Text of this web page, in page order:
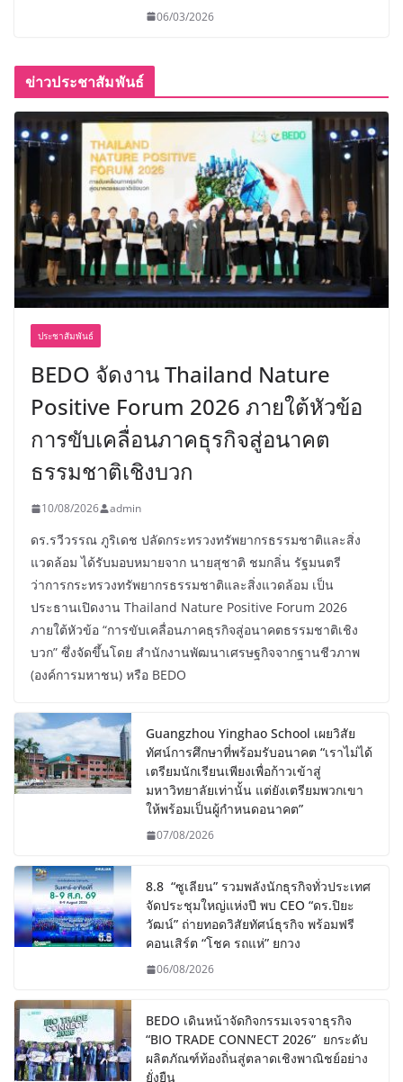
06/03/2026
ข่าวประชาสัมพันธ์
ประชาสัมพันธ์
BEDO จัดงาน Thailand Nature
Positive Forum 2026 ภายใต้หัวข้อ
การขับเคลื่อนภาคธุรกิจสู่อนาคต
ธรรมชาติเชิงบวก
10/08/2026 admin
ดร.รวีวรรณ ภูริเดช ปลัดกระทรวงทรัพยากรธรรมชาติและสิ่ง
แวดล้อม ได้รับมอบหมายจาก นายสุชาติ ชมกลิ่น รัฐมนตรี
ว่าการกระทรวงทรัพยากรธรรมชาติและสิ่งแวดล้อม เป็น
ประธานเปิดงาน Thailand Nature Positive Forum 2026
ภายใต้หัวข้อ “การขับเคลื่อนภาคธุรกิจสู่อนาคตธรรมชาติเชิง
บวก” ซึ่งจัดขึ้นโดย สำนักงานพัฒนาเศรษฐกิจจากฐานชีวภาพ
(องค์การมหาชน) หรือ BEDO
Guangzhou Yinghao School เผยวิสัย
ทัศน์การศึกษาที่พร้อมรับอนาคต “เราไม่ได้
เตรียมนักเรียนเพียงเพื่อก้าวเข้าสู่
มหาวิทยาลัยเท่านั้น แต่ยังเตรียมพวกเขา
ให้พร้อมเป็นผู้กำหนดอนาคต”
07/08/2026
8.8 “ซูเลียน” รวมพลังนักธุรกิจทั่วประเทศ
จัดประชุมใหญ่แห่งปี พบ CEO “ดร.ปิยะ
วัฒน์” ถ่ายทอดวิสัยทัศน์ธุรกิจ พร้อมฟรี
คอนเสิร์ต “โชค รถแห่” ยกวง
06/08/2026
BEDO เดินหน้าจัดกิจกรรมเจรจาธุรกิจ
“BIO TRADE CONNECT 2026” ยกระดับ
ผลิตภัณฑ์ท้องถิ่นสู่ตลาดเชิงพาณิชย์อย่าง
ยั่งยืน